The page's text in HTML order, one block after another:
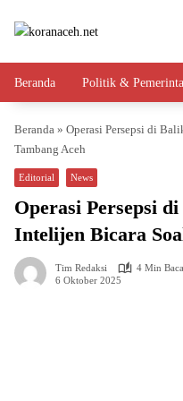
Beranda Politik &
Beranda » Operasi Persepsi di
Tambang Aceh
Editorial News
Operasi Persepsi
Intelijen Bicara
Tim Redaksi
4 Min Baca
6 Oktober 2025